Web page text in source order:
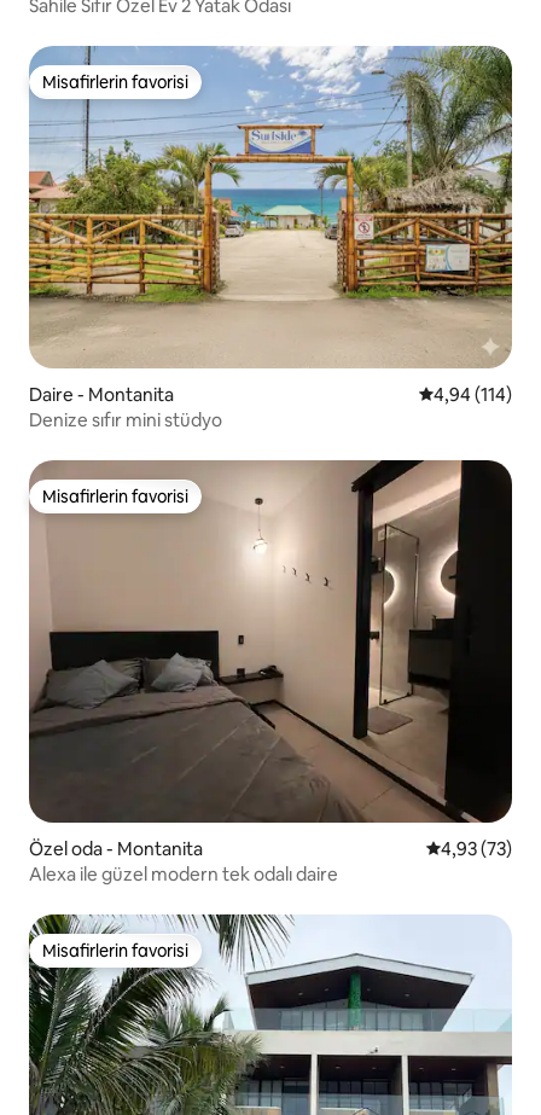
Sahile Sıfır Özel Ev 2 Yatak Odası
Misafirlerin favorisi
Misafirlerin favorisi
Daire - Montanita 5 üzerinden
4,94 (114)
Denize sıfır mini stüdyo
Misafirlerin favorisi
Misafirlerin favorisi
Özel oda - Montanita 5 üzerinden
4,93 (73)
Alexa ile güzel modern tek odalı daire
Misafirlerin favorisi
Misafirlerin favorisi